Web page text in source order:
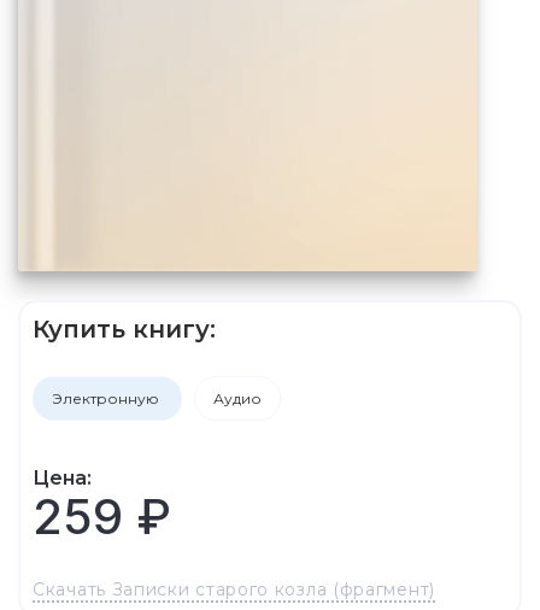
Купить книгу:
Электронную Аудио
Цена:
259 ₽
Скачать Записки старого козла (фрагмент)